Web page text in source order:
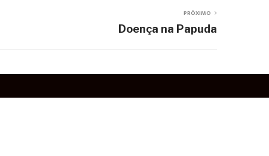
PRÓXIMO
Doença na Papuda